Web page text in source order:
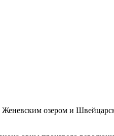
Женевским озером и